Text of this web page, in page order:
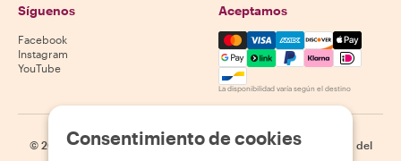
Síguenos
Facebook
Instagram
YouTube
Aceptamos
Mastercard, Visa, Amex,
La disponibilidad varía según el destino
© 2026 Withlocals.com | Política de privacidad | Cookies
Mapa del
Consentimiento de cookies